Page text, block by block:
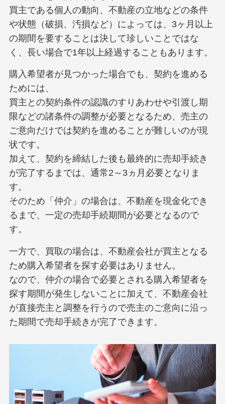
買主である個人の動向、不動産の立地などの条件
や状態（破損、汚損など）によっては、3ヶ月以上
の期間を要することは決して珍しいことではな
く、長い場合で1年以上経過することもあります。
購入希望者が見つかった場合でも、契約を進める
ためには、
買主との契約条件の認識のすりあわせや引渡し期
限などの諸条件の調整が必要となるため、売主の
ご意向だけでは契約を進めることが難しいのが現
状です。
加えて、契約を締結した後も最終的に売却手続き
が完了するまでは、通常2～3ヵ月必要となりま
す。
そのため「仲介」の場合は、不動産を現金化でき
るまで、一定の売却手続期間が必要となるので
す。
一方で、買取の場合は、不動産会社が買主となる
ため購入希望者を探す必要はありません。
なので、仲介の場合で必要とされる購入希望者を
探す期間が発生しないことに加えて、不動産会社
が直接売主と調整を行うので売主のご意向に沿っ
た期間で売却手続きが完了できます。